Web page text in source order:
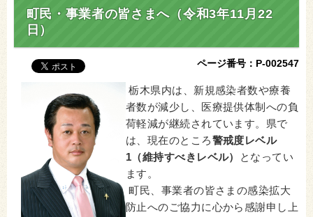
町民・事業者の皆さまへ（令和3年11月22
日）
ページ番号：P-002547
栃木県内は、新規感染者数や療養
者数が減少し、医療提供体制への負
荷軽減が継続されています。県で
は、現在のところ警戒度レベル
1（維持すべきレベル）
となってい
ます。
町民、事業者の皆さまの感染拡大
防止へのご協力に心から感謝申し上